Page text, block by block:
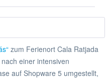
zum Ferienort Cala Ratjada
einer intensiven
auf Shopware 5 umgestellt,